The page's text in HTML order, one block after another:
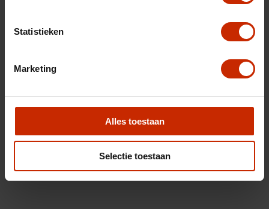
Statistieken
Marketing
Alles toestaan
Selectie toestaan